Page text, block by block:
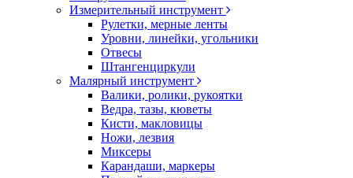
Измерительный инструмент
Рулетки, мерные ленты
Уровни, линейки, угольники
Отвесы
Штангенциркули
Малярный инструмент
Валики, ролики, рукоятки
Ведра, тазы, кюветы
Кисти, макловицы
Ножи, лезвия
Миксеры
Карандаши, маркеры